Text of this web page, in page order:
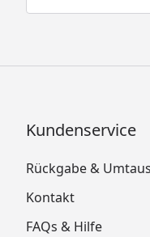
Kundenservice
Rückgabe &
Kontakt
FAQs & Hilfe